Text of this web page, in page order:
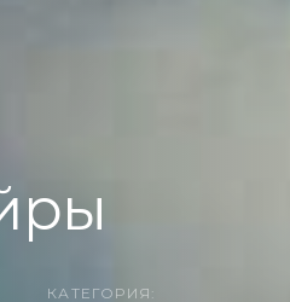
КАТЕГОРИЯ: